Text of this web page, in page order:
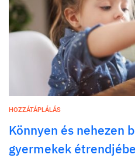
HOZZÁTÁPLÁLÁS
Könnyen és nehezen
gyermekek